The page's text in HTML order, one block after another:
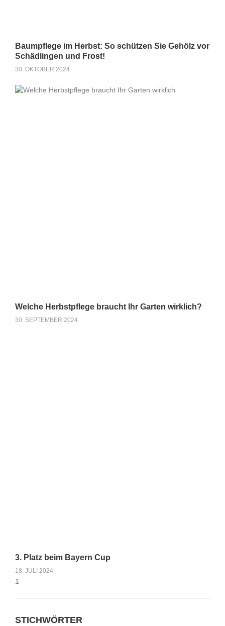
Baumpflege im Herbst: So schützen Sie Gehölz vor
Schädlingen und Frost!
30. OKTOBER 2024
Welche Herbstpflege braucht Ihr Garten wirklich?
30. SEPTEMBER 2024
3. Platz beim Bayern Cup
18. JULI 2024
STICHWÖRTER